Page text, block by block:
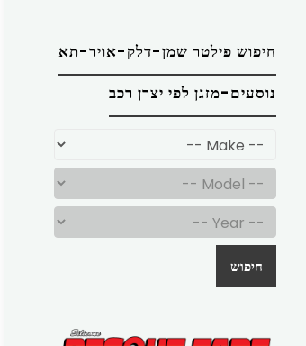
חיפוש פילטר שמן-דלק-אויר-תא
נוסעים-מזגן לפי יצרן רכב
חיפוש